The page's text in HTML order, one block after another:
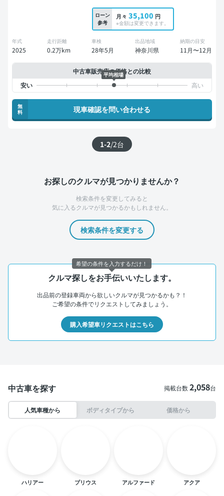
ローン
参考
月々 35,100 円
※金額は変更できます。
年式
2025
走行距離
0.2万km
車検
28年5月
出品地域
神奈川県
納期の目安
11月〜12月
中古車販売店の価格との比較
平均相場
無
料
現車確認を問い合わせる
1-2/2台
お探しのクルマが見つかりませんか？
検索条件を変更してみると
気に入るクルマが見つかるかもしれません。
検索条件を変更する
クルマ探しをお手伝いいたします。
出品前の登録車両から欲しいクルマが見つかるかも？！
ご希望の条件でリクエストしてみましょう。
購入希望車リクエストはこちら
中古車を探す 掲載台数2,058台
人気車種から ボディタイプから 価格から
ハリアー プリウス アルファード アクア
希望の条件を入力するだけ！